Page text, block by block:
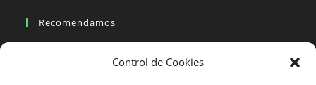
Control de Cookies
Recomendamos
Viajes en moto organizados